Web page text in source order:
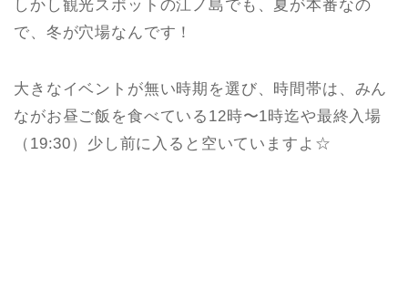
しかし観光スポットの江ノ島でも、夏が本番なの
で、冬が穴場なんです！
大きなイベントが無い時期を選び、時間帯は、みん
ながお昼ご飯を食べている12時〜1時迄や最終入場
（19:30）少し前に入ると空いていますよ☆